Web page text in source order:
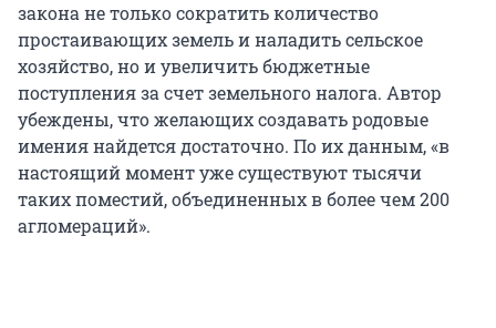
закона не только сократить количество
простаивающих земель и наладить сельское
хозяйство, но и увеличить бюджетные
поступления за счет земельного налога. Автор
убеждены, что желающих создавать родовые
имения найдется достаточно. По их данным, «в
настоящий момент уже существуют тысячи
таких поместий, объединенных в более чем 200
агломераций».